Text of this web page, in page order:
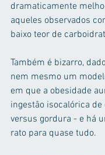
dramaticamente
aqueles observados
baixo teor de
Também é bizarro,
nem mesmo um
em que a obesidade
ingestão isocalórica
versus gordura - e há
rato para quase tudo.